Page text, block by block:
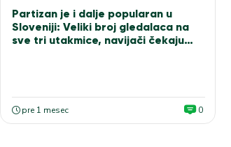
Partizan je i dalje popularan u
Sloveniji: Veliki broj gledalaca na
sve tri utakmice, navijači čekaju
pre 1 mesec 0